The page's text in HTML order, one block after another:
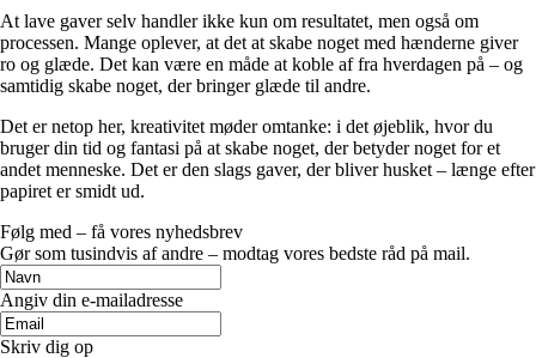
At lave gaver selv handler ikke kun om resultatet, men også om
processen. Mange oplever, at det at skabe noget med hænderne giver
ro og glæde. Det kan være en måde at koble af fra hverdagen på – og
samtidig skabe noget, der bringer glæde til andre.
Det er netop her, kreativitet møder omtanke: i det øjeblik, hvor du
bruger din tid og fantasi på at skabe noget, der betyder noget for et
andet menneske. Det er den slags gaver, der bliver husket – længe efter
papiret er smidt ud.
Følg med – få vores nyhedsbrev
Gør som tusindvis af andre – modtag vores bedste råd på mail.
Angiv din e-mailadresse
Skriv dig op